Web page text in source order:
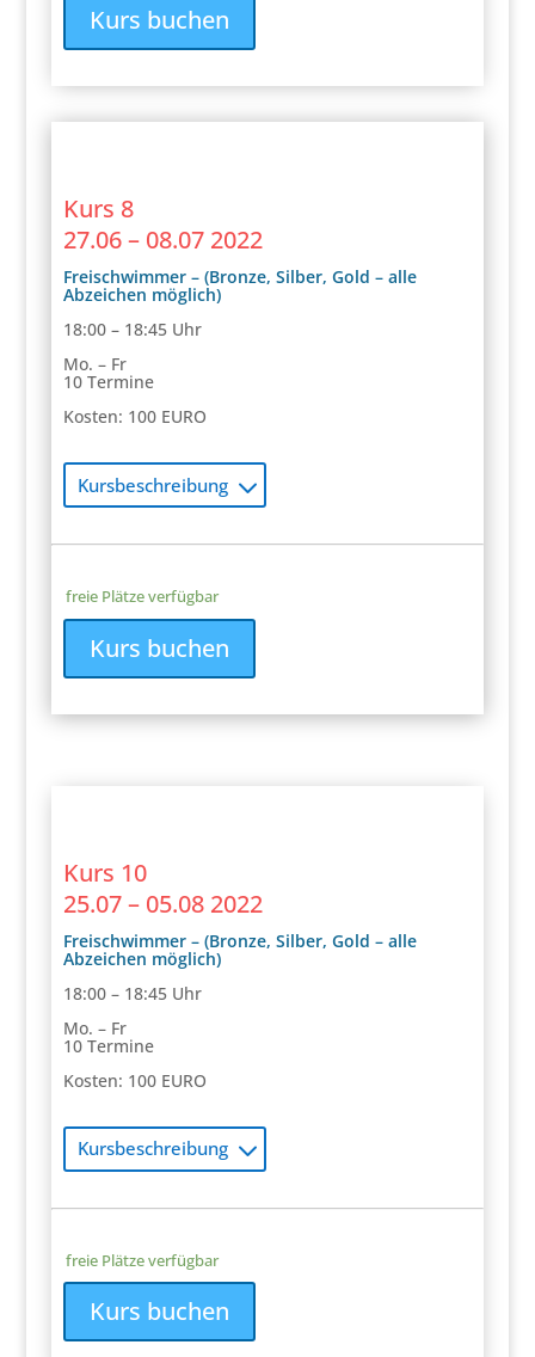
Kurs buchen
Kurs 8
27.06 – 08.07 2022
Freischwimmer – (Bronze, Silber, Gold – alle
Abzeichen möglich)
18:00 – 18:45 Uhr
Mo. – Fr
10 Termine
Kosten: 100 EURO
Kursbeschreibung
freie Plätze verfügbar
Kurs buchen
Kurs 10
25.07 – 05.08 2022
Freischwimmer – (Bronze, Silber, Gold – alle
Abzeichen möglich)
18:00 – 18:45 Uhr
Mo. – Fr
10 Termine
Kosten: 100 EURO
Kursbeschreibung
freie Plätze verfügbar
Kurs buchen